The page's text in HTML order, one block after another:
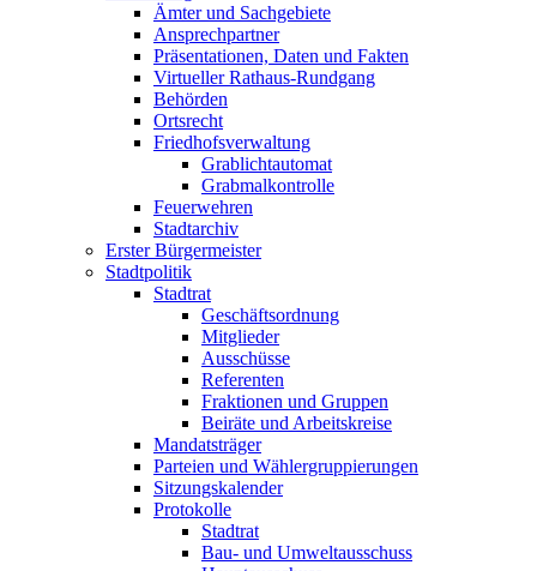
Ämter und Sachgebiete
Ansprechpartner
Präsentationen, Daten und Fakten
Virtueller Rathaus-Rundgang
Behörden
Ortsrecht
Friedhofsverwaltung
Grablichtautomat
Grabmalkontrolle
Feuerwehren
Stadtarchiv
Erster Bürgermeister
Stadtpolitik
Stadtrat
Geschäftsordnung
Mitglieder
Ausschüsse
Referenten
Fraktionen und Gruppen
Beiräte und Arbeitskreise
Mandatsträger
Parteien und Wählergruppierungen
Sitzungskalender
Protokolle
Stadtrat
Bau- und Umweltausschuss